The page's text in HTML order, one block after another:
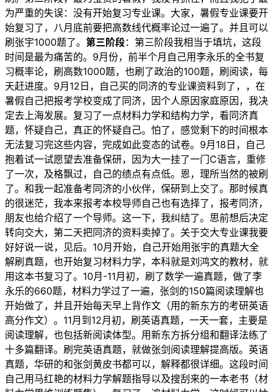
为严重的失误：没有开始复习专业课。大家，暑假专业课要开
始复习了，八月底前要把高数线代概率论过一遍了。并且可以
刷张宇1000题了。 第三阶段：第三阶段我相当于填坑，这段
时间是最为痛苦的。9月份，前半个月自己用李永乐的全书复
习概率论，刷高数1000题，也刷了政治的100题，刷阅读，每
天赶进度。9月12日，自己买的同济的专业课资料到了，，在
暑假自己把报考学校变成了同济，因个人原因家庭原因，我决
定去上海发展。复习了一点材料力学和结构力学，看同济真
题，怀疑自己，真正的怀疑自己。怕了，感觉剩下的时间根本
无法复习完这些内容，完成如此变态的试卷。9月18日，自己
抱着试一试愿望去准备保研，因为大一挂了一门C语言，重修
了一次，及格飘过，自己的绩点有点低。恩，理所当然的被刷
了。和我一起准备考同济的小伙伴，保研到上交了。那时候真
的很迷茫，我本来报考本校导师自己也有选择了，报考同济，
朋友也给介绍了一个导师。这一下，我纠结了。思前想后决定
转向交大，第二天把同济的资料卖掉了。关于交大专业课我要
好好说一说，见后。10月开始，自己开始用张宇的真题大全
解刷真题，也开始复习材料力学，本科就是刘鸿文的教材，就
用这本书复习了。10月-11月初，刷了数学一遍真题，做了李
永乐的660题，材料力学过了一遍，张剑的150篇阅读理解也
开始做了，并且开始每天早上背作文（用的新东方的考研英语
高分作文）。11月到12月初，刷英语真题，一天一套，主要是
阅读理解，也包括新阅读体型。用新东方拆分组和翻译法练了
十多篇翻译。刷完英语真题，就做张剑阅读理解提高版。英语
真题，华研的和张剑黄皮书都可以，解释都很详细。这段时间
自己用马红艳的材料力学解题指导以及搜刮来的一本老书（材